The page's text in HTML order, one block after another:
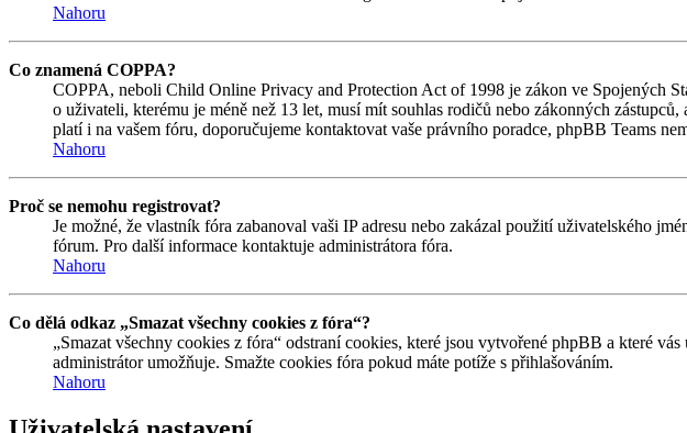
Nahoru
Co znamená COPPA?
COPPA, neboli Child Online Privacy and Protection Act of 1998 je zákon ve Spojených
o uživateli, kterému je méně než 13 let, musí mít souhlas rodičů nebo zákonných
platí i na vašem fóru, doporučujeme kontaktovat vaše právního poradce, phpBB Teams
Nahoru
Proč se nemohu registrovat?
Je možné, že vlastník fóra zabanoval vaši IP adresu nebo zakázal použití uživatelského
fórum. Pro další informace kontaktuje administrátora fóra.
Nahoru
Co dělá odkaz „Smazat všechny cookies z fóra“?
„Smazat všechny cookies z fóra“ odstraní cookies, které jsou vytvořené phpBB a které
administrátor umožňuje. Smažte cookies fóra pokud máte potíže s přihlašováním.
Nahoru